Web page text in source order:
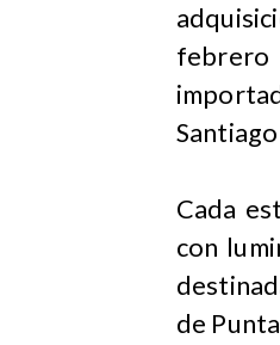
febrero
Cada
con
de